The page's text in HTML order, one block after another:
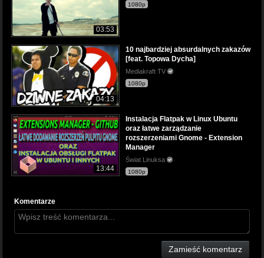
03:53
1080p
04:13
10 najbardziej absurdalnych zakazów
[feat. Topowa Dycha]
Mediakraft TV
1080p
13:44
Instalacja Flatpak w Linux Ubuntu
oraz łatwe zarządzanie
rozszerzeniami Gnome - Extension
Manager
Świat Linuksa
1080p
Komentarze
Zamieść komentarz